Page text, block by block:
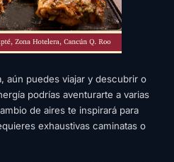
aún puedes viajar y descubrir o
podrías aventurarte a varias
de aires te inspirará para
exhaustivas caminatas o